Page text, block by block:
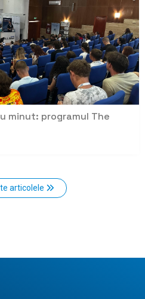
minut: programul The
articolele